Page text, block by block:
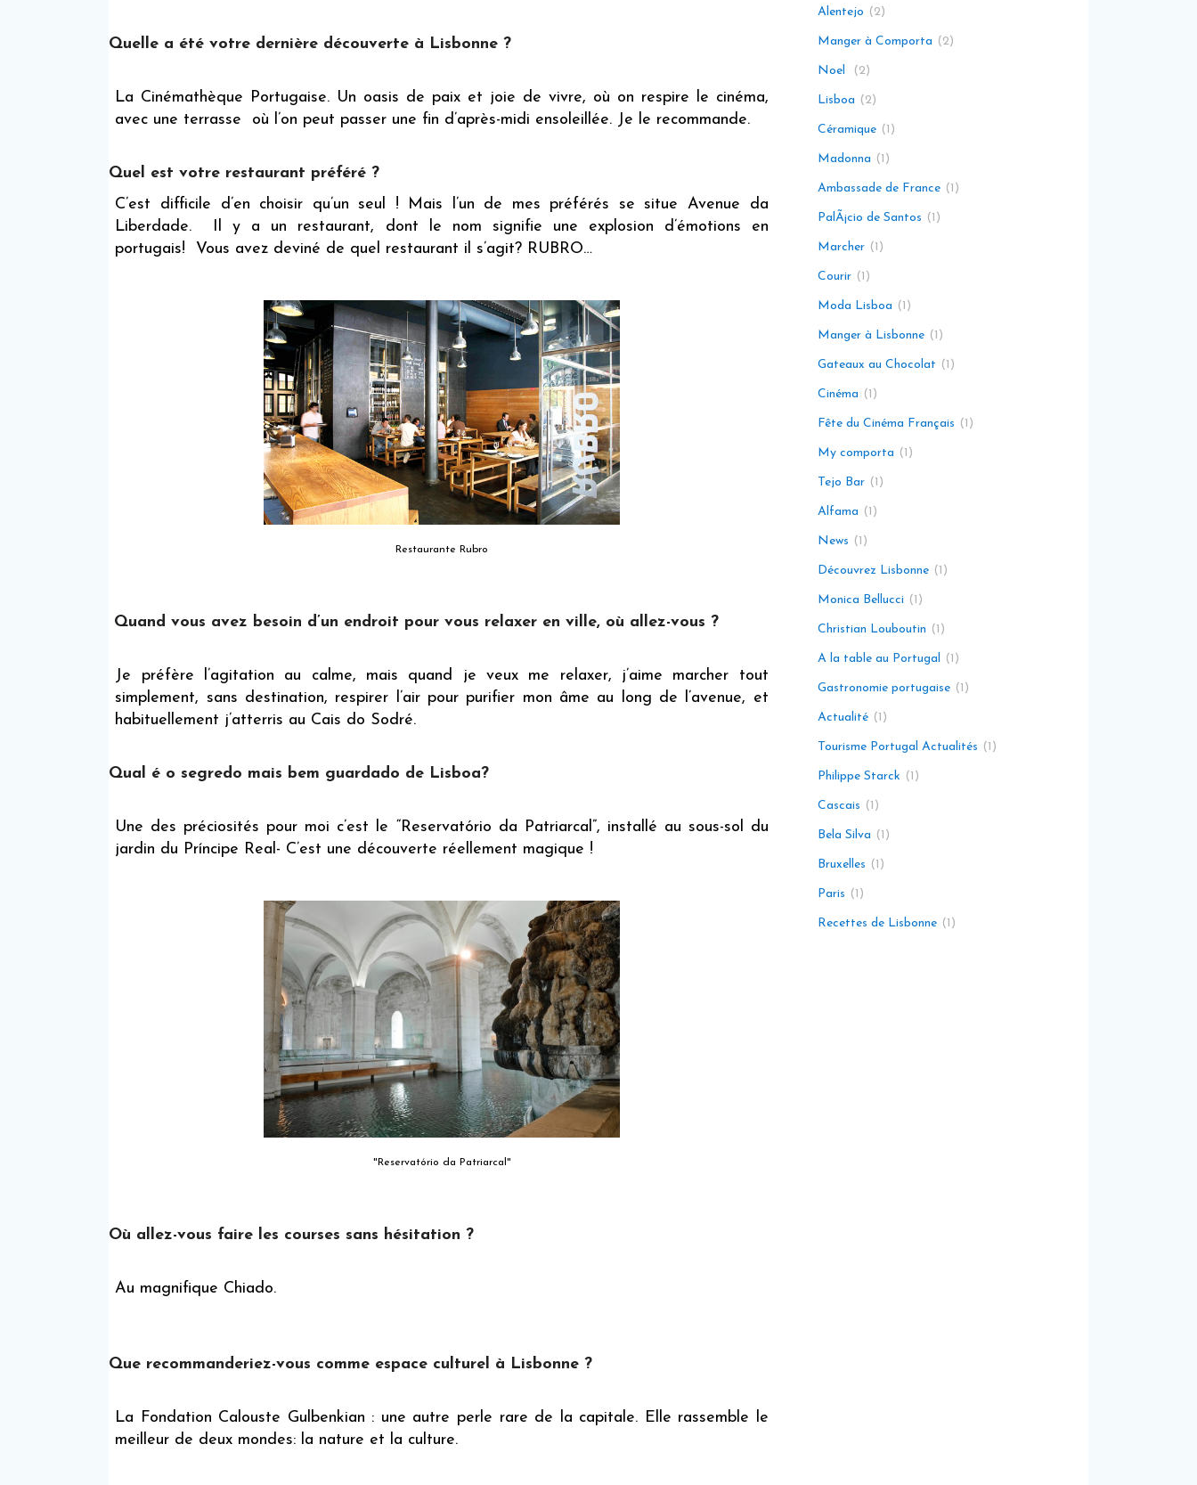
Quelle a été votre dernière découverte à Lisbonne ?
La Cinémathèque Portugaise. Un oasis de paix et joie de vivre, où on respire le cinéma,
avec une terrasse où l’on peut passer une fin d’après-midi ensoleillée. Je le recommande.
Quel est votre restaurant préféré ?
C’est difficile d’en choisir qu’un seul ! Mais l’un de mes préférés se situe Avenue da
Liberdade. Il y a un restaurant, dont le nom signifie une explosion d’émotions en
portugais! Vous avez deviné de quel restaurant il s’agit? RUBRO…
Restaurante Rubro
Quand vous avez besoin d’un endroit pour vous relaxer en ville, où allez-vous ?
Je préfère l’agitation au calme, mais quand je veux me relaxer, j’aime marcher tout
simplement, sans destination, respirer l’air pour purifier mon âme au long de l’avenue, et
habituellement j’atterris au Cais do Sodré.
Qual é o segredo mais bem guardado de Lisboa?
Une des préciosités pour moi c’est le “Reservatório da Patriarcal”, installé au sous-sol du
jardin du Príncipe Real- C’est une découverte réellement magique !
"Reservatório da Patriarcal"
Où allez-vous faire les courses sans hésitation ?
Au magnifique Chiado.
Que recommanderiez-vous comme espace culturel à Lisbonne ?
La Fondation Calouste Gulbenkian : une autre perle rare de la capitale. Elle rassemble le
meilleur de deux mondes: la nature et la culture.
Alentejo 2
Manger à Comporta 2
Noel 2
Lisboa 2
Céramique 1
Madonna 1
Ambassade de France 1
PalÃ¡cio de Santos 1
Marcher 1
Courir 1
Moda Lisboa 1
Manger à Lisbonne 1
Gateaux au Chocolat 1
Cinéma 1
Fête du Cinéma Français 1
My comporta 1
Tejo Bar 1
Alfama 1
News 1
Découvrez Lisbonne 1
Monica Bellucci 1
Christian Louboutin 1
A la table au Portugal 1
Gastronomie portugaise 1
Actualité 1
Tourisme Portugal Actualités 1
Philippe Starck 1
Cascais 1
Bela Silva 1
Bruxelles 1
Paris 1
Recettes de Lisbonne 1